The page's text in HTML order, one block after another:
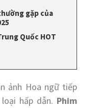
gặp của
Quốc HOT
ảnh Hoa ngữ tiếp
hấp dẫn. Phim